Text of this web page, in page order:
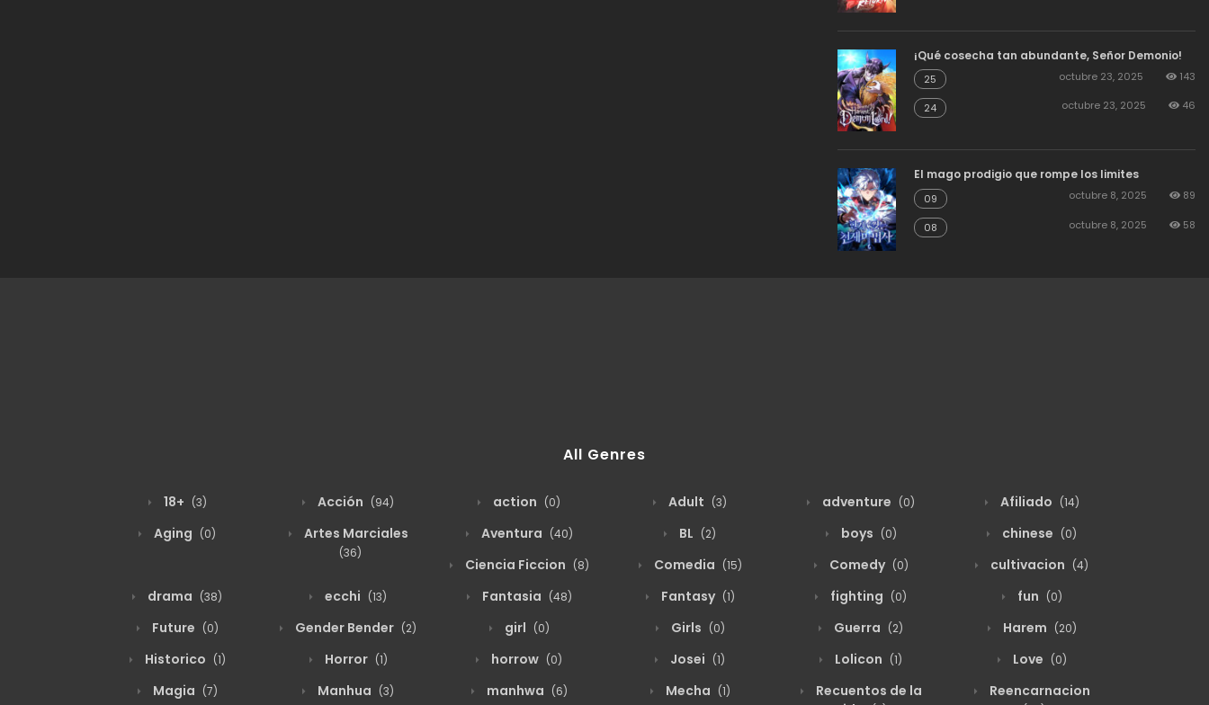
¡Qué cosecha tan abundante, Señor Demonio!
25 octubre 23, 2025 143
24 octubre 23, 2025 46
El mago prodigio que rompe los limites
09 octubre 8, 2025 89
08 octubre 8, 2025 58
All Genres
18+ (3) Acción (94) action (0) Adult (3) adventure (0) Afiliado (14)
Aging (0) Artes Marciales
(36)
Aventura (40) BL (2) boys (0) chinese (0)
Ciencia Ficcion (8) Comedia (15) Comedy (0) cultivacion (4)
drama (38) ecchi (13) Fantasia (48) Fantasy (1) fighting (0) fun (0)
Future (0) Gender Bender (2) girl (0) Girls (0) Guerra (2) Harem (20)
Historico (1) Horror (1) horrow (0) Josei (1) Lolicon (1) Love (0)
Magia (7) Manhua (3) manhwa (6) Mecha (1)
Recuentos de la
Reencarnacion